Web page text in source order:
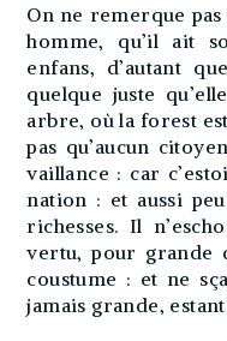
On ne remerque
homme, qu’il ait
enfans, d’autant
quelque juste
arbre, où la forest
pas qu’aucun
vaillance : car
nation : et aussi
richesses. Il
vertu, pour grande
coustume : et ne
jamais grande,